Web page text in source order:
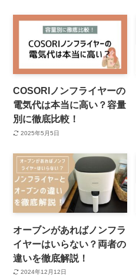
COSORIノンフライヤーの
電気代は本当に高い？容量
別に徹底比較！
2025年5月5日
オーブンがあればノンフラ
イヤーはいらない？両者の
違いを徹底解説！
2024年12月12日